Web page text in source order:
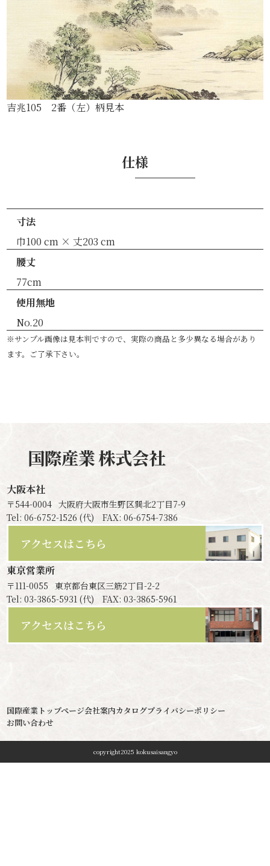
吉兆105 2番（左）柄見本
仕様
寸法
巾100 cm × 丈203 cm
腰丈
77cm
使用無地
No.20
※サンプル画像は見本判ですので、実際の商品と多少異なる場合があり
ます。ご了承下さい。
国際産業株式会社
大阪本社
〒544-0004 大阪府大阪市生野区巽北2丁目7-9
Tel: 06-6752-1526 (代) FAX: 06-6754-7386
アクセスはこちら
東京営業所
〒111-0055
東京都台東区三筋2丁目-2-2
Tel: 03-3865-5931 (代) FAX: 03-3865-5961
アクセスはこちら
国際産業トップページ会社案内カタログプライバシーポリシー
お問い合わせ
copyright2025 kokusaisangyo